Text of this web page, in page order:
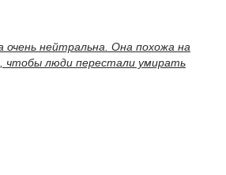
очень нейтральна. Она похожа на
чтобы люди перестали умирать